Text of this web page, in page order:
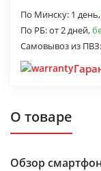
По Минску: 1 день,
По РБ:от 2 дней,
Самовывоз из ПВЗ:
О товаре
Обзор